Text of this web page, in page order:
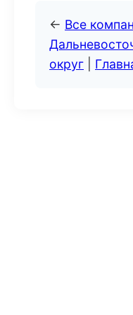
← Все
округ